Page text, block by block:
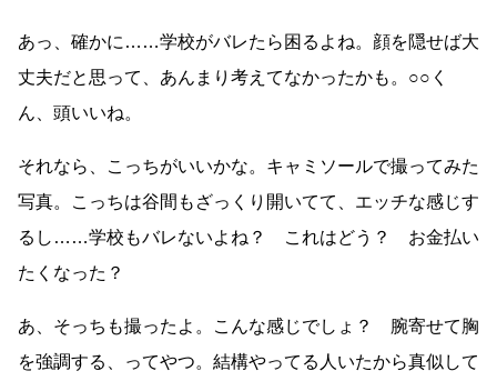
あっ、確かに……学校がバレたら困るよね。顔を隠せば大
丈夫だと思って、あんまり考えてなかったかも。○○く
ん、頭いいね。
それなら、こっちがいいかな。キャミソールで撮ってみた
写真。こっちは谷間もざっくり開いてて、エッチな感じす
るし……学校もバレないよね？ これはどう？ お金払い
たくなった？
あ、そっちも撮ったよ。こんな感じでしょ？ 腕寄せて胸
を強調する、ってやつ。結構やってる人いたから真似して